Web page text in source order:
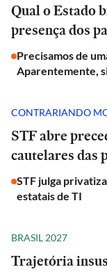
Qual o Estado
presença dos
Precisamos de
Aparentemente,
CONTRARIANDO
STF abre
cautelares das
STF julga
estatais de TI
BRASIL 2027
Trajetória